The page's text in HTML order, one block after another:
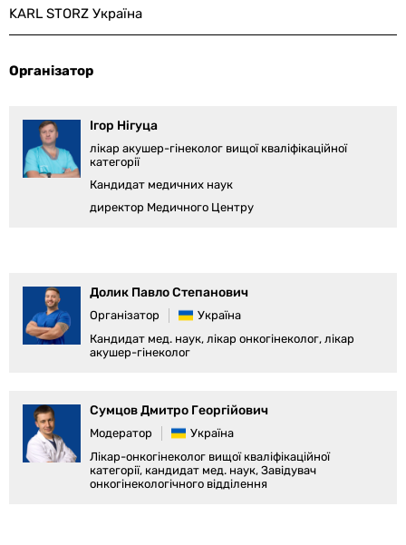
KARL STORZ Україна
Організатор
Ігор Нігуца
лікар акушер-гінеколог вищої кваліфікаційної
категорії
Кандидат медичних наук
директор Медичного Центру
Долик Павло Степанович
Організатор
Україна
Кандидат мед. наук, лікар онкогінеколог, лікар
акушер-гінеколог
Сумцов Дмитро Георгійович
Модератор
Україна
Лікар-онкогінеколог вищої кваліфікаційної
категорії, кандидат мед. наук, Завідувач
онкогінекологічного відділення